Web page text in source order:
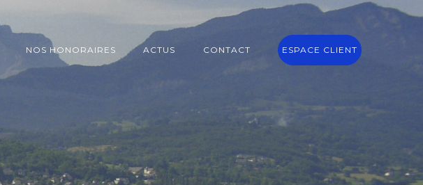
NOS HONORAIRES ACTUS CONTACT ESPACE CLIENT